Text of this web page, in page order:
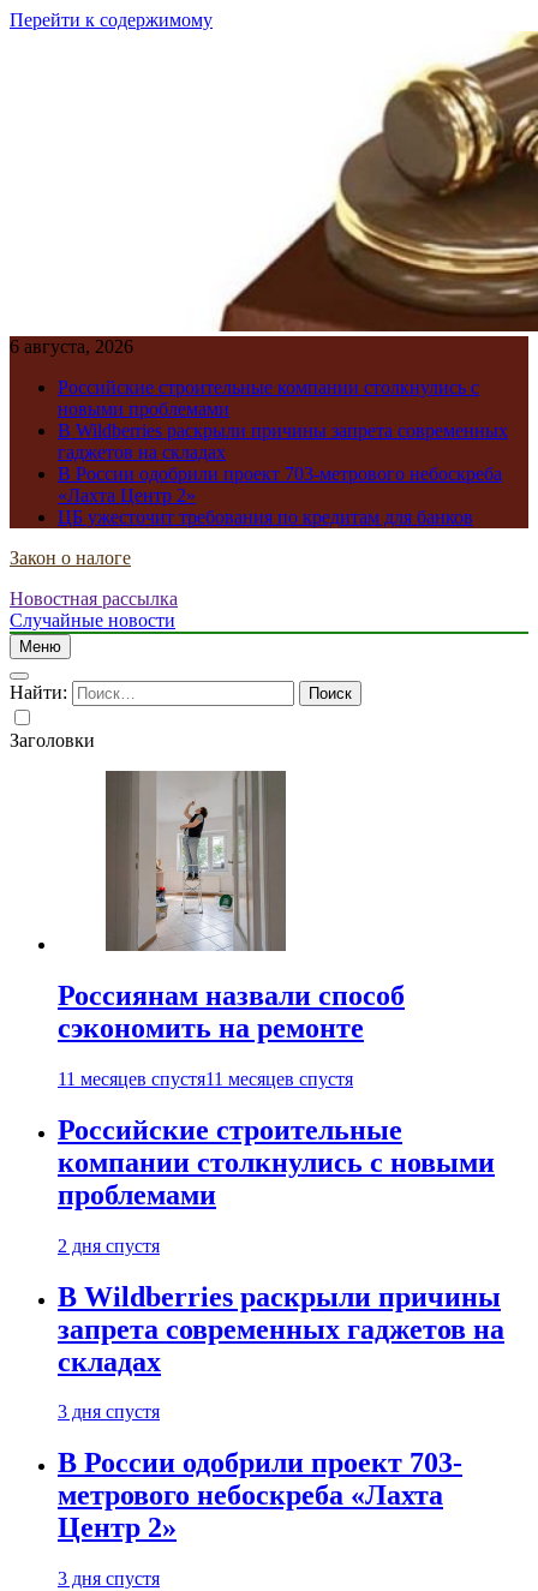
Перейти к содержимому
6 августа, 2026
Российские строительные компании столкнулись с
новыми проблемами
В Wildberries раскрыли причины запрета современных
гаджетов на складах
В России одобрили проект 703-метрового небоскреба
«Лахта Центр 2»
ЦБ ужесточит требования по кредитам для банков
Закон о налоге
Новостная рассылка
Случайные новости
Меню
Найти:
Заголовки
Россиянам назвали способ
сэкономить на ремонте
11 месяцев спустя11 месяцев спустя
Российские строительные
компании столкнулись с новыми
проблемами
2 дня спустя
В Wildberries раскрыли причины
запрета современных гаджетов на
складах
3 дня спустя
В России одобрили проект 703-
метрового небоскреба «Лахта
Центр 2»
3 дня спустя